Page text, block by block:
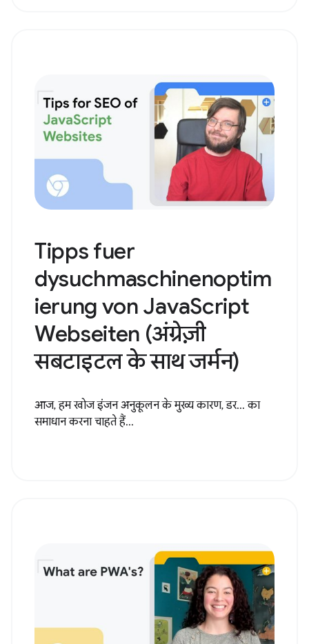
Tipps fuer
dysuchmaschinenoptim
ierung von JavaScript
Webseiten (अंग्रेज़ी
सबटाइटल के साथ जर्मन)
आज, हम खोज इंजन अनुकूलन के मुख्य कारण, डर... का
समाधान करना चाहते हैं...